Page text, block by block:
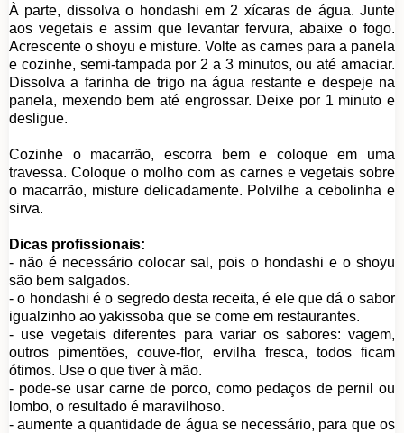
À parte, dissolva o hondashi em 2 xícaras de água. Junte
aos vegetais e assim que levantar fervura, abaixe o fogo.
Acrescente o shoyu e misture. Volte as carnes para a panela
e cozinhe, semi-tampada por 2 a 3 minutos, ou até amaciar.
Dissolva a farinha de trigo na água restante e despeje na
panela, mexendo bem até engrossar. Deixe por 1 minuto e
desligue.
Cozinhe o macarrão, escorra bem e coloque em uma
travessa. Coloque o molho com as carnes e vegetais sobre
o macarrão, misture delicadamente. Polvilhe a cebolinha e
sirva.
Dicas profissionais:
- não é necessário colocar sal, pois o hondashi e o shoyu
são bem salgados.
- o hondashi é o segredo desta receita, é ele que dá o sabor
igualzinho ao yakissoba que se come em restaurantes.
- use vegetais diferentes para variar os sabores: vagem,
outros pimentões, couve-flor, ervilha fresca, todos ficam
ótimos. Use o que tiver à mão.
- pode-se usar carne de porco, como pedaços de pernil ou
lombo, o resultado é maravilhoso.
- aumente a quantidade de água se necessário, para que os